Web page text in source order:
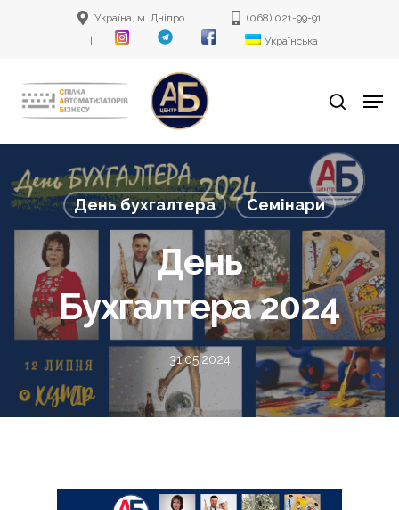
content
Україна, м. Дніпро
(068) 021-99-91
Українська
search
День бухгалтера Семінари
День
Бухгалтера 2024
31.05.2024